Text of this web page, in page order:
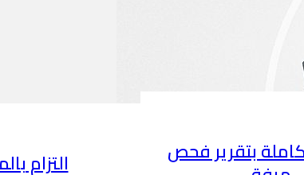
بتقرير فحص التزام